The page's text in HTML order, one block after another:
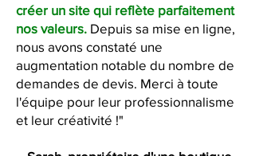
créer un site qui reflète parfaitement
nos valeurs. Depuis sa mise en ligne,
nous avons constaté une
augmentation notable du nombre de
demandes de devis. Merci à toute
l'équipe pour leur professionnalisme
et leur créativité !"